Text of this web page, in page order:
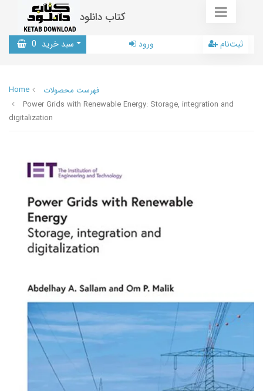
کتاب دانلود
سبد خرید 0 ورود ثبت‌نام
Home
فهرست محصولات
Power Grids with Renewable Energy: Storage, integration and
digitalization